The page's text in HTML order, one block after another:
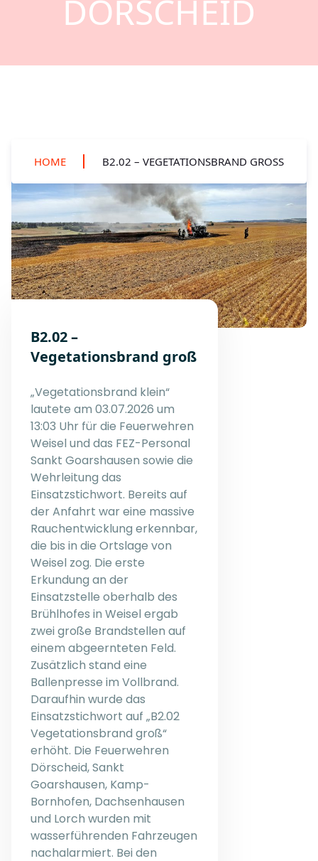
DÖRSCHEID
HOME B2.02 – VEGETATIONSBRAND GROSS
B2.02 –
Vegetationsbrand groß
„Vegetationsbrand klein“
lautete am 03.07.2026 um
13:03 Uhr für die Feuerwehren
Weisel und das FEZ-Personal
Sankt Goarshausen sowie die
Wehrleitung das
Einsatzstichwort. Bereits auf
der Anfahrt war eine massive
Rauchentwicklung erkennbar,
die bis in die Ortslage von
Weisel zog. Die erste
Erkundung an der
Einsatzstelle oberhalb des
Brühlhofes in Weisel ergab
zwei große Brandstellen auf
einem abgeernteten Feld.
Zusätzlich stand eine
Ballenpresse im Vollbrand.
Daraufhin wurde das
Einsatzstichwort auf „B2.02
Vegetationsbrand groß“
erhöht. Die Feuerwehren
Dörscheid, Sankt
Goarshausen, Kamp-
Bornhofen, Dachsenhausen
und Lorch wurden mit
wasserführenden Fahrzeugen
nachalarmiert. Bei den